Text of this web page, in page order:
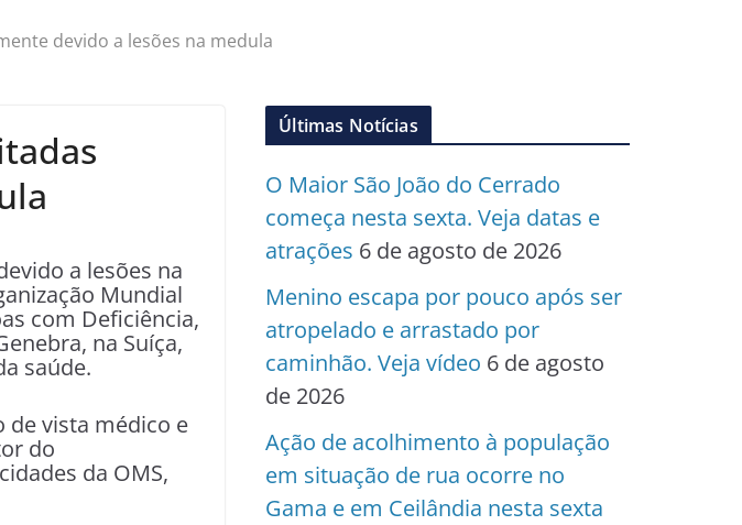
devido a lesões na medula
a lesões na
Mundial
com Deficiência,
na Suíça,
saúde.
de vista médico e
do
da OMS,
Últimas Notícias
O Maior São João do Cerrado
começa nesta sexta. Veja datas e
atrações 6 de agosto de 2026
Menino escapa por pouco após ser
atropelado e arrastado por
caminhão. Veja vídeo 6 de agosto
de 2026
Ação de acolhimento à população
em situação de rua ocorre no
Gama e em Ceilândia nesta sexta